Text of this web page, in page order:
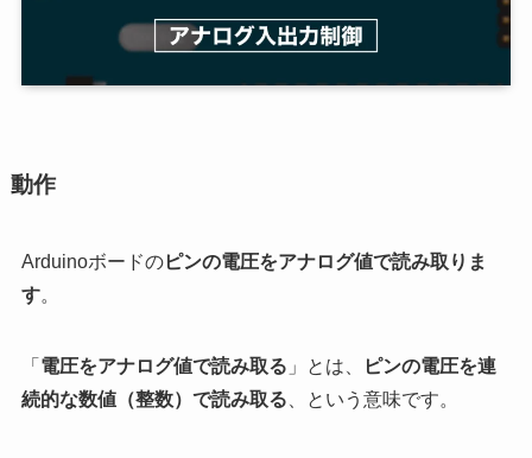
動作
Arduinoボードのピンの電圧をアナログ値で読み取りま
す。
「 電圧をアナログ値で読み取る 」とは、
ピンの電圧を連
続的な数値（整数）で読み取る 、という意味です。